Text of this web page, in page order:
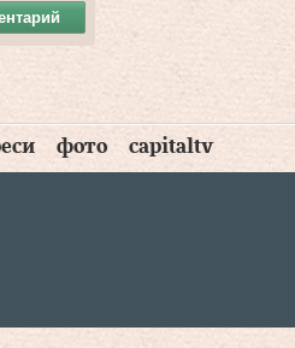
фото capitaltv